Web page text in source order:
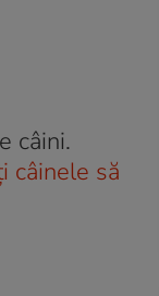
câini.
câinele să